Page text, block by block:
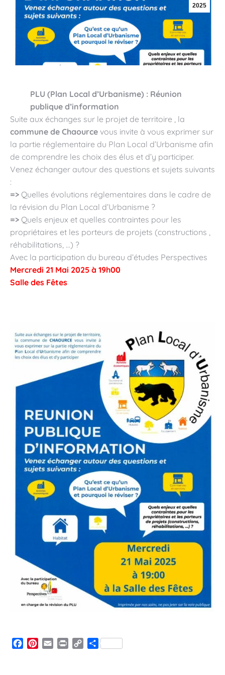
2025
PLU (Plan Local d’Urbanisme) : Réunion
publique d’information
Suite aux échanges sur le projet de territoire , la
commune de Chaource vous invite à vous exprimer sur
la partie réglementaire du Plan Local d’Urbanisme afin
de comprendre les choix des élus et d’y participer.
Venez échanger autour des questions et sujets suivants
:
=> Quelles évolutions réglementaires dans le cadre de
la révision du Plan Local d’Urbanisme ?
=> Quels enjeux et quelles contraintes pour les
propriétaires et les porteurs de projets (constructions ,
réhabilitations, …) ?
Avec la participation du bureau d’études Perspectives
Mercredi 21 Mai 2025 à 19h00
Salle des Fêtes
Facebook
Pinterest
Email Print
CopyPartager